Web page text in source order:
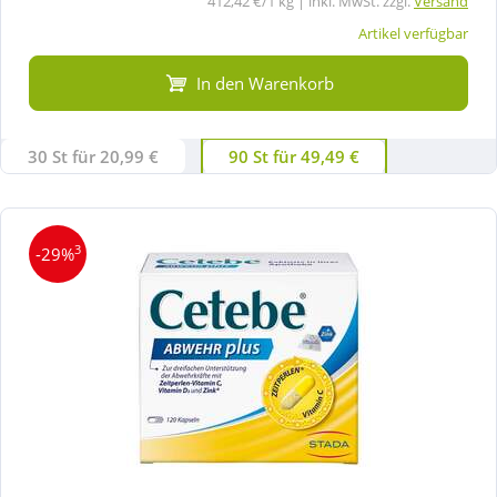
Artikel verfügbar
In den Warenkorb
30 St für 20,99 € 90 St für 49,49 €
-29%3